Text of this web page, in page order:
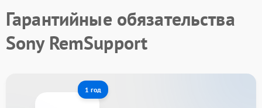
Гарантийные обязательства
Sony RemSupport
1 год